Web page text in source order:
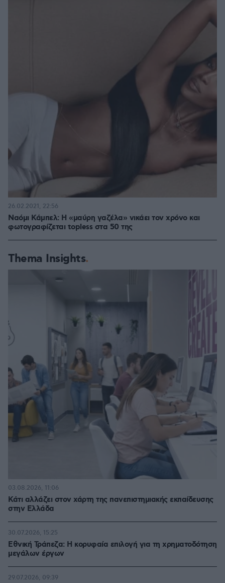
Ναόμι Κάμπελ: Η «μαύρη γαζέλα» νικάει τον χρόνο και
φωτογραφίζεται topless στα 50 της
26.02.2021, 22:56
Thema Insights
Κάτι αλλάζει στον χάρτη της πανεπιστημιακής εκπαίδευσης
στην Ελλάδα
03.08.2026, 11:06
Εθνική Τράπεζα: Η κορυφαία επιλογή για τη χρηματοδότηση
μεγάλων έργων
30.07.2026, 15:25
29.07.2026, 09:39